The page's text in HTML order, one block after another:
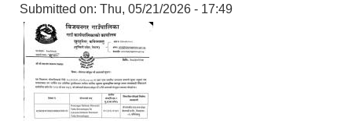
Submitted on: Thu, 05/21/2026 - 17:49